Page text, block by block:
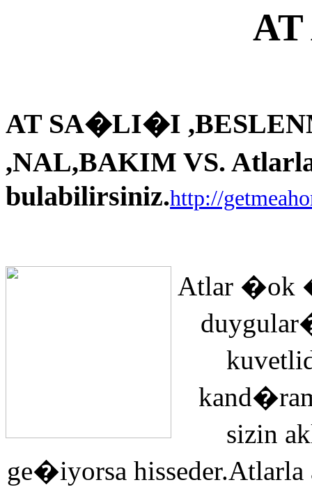
AT SA�LI�I
,NAL,BAKIM VS.
bulabilirsiniz.http://
Atlar �ok
sizin
ge�iyorsa